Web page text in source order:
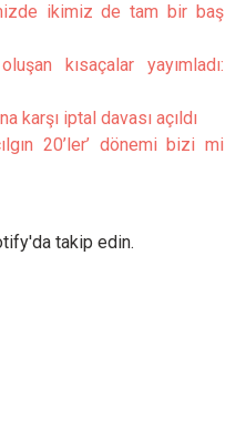
ikimiz de tam bir baş
kısaçalar yayımladı:
karşı iptal davası açıldı
20’ler’ dönemi bizi mi
takip edin.